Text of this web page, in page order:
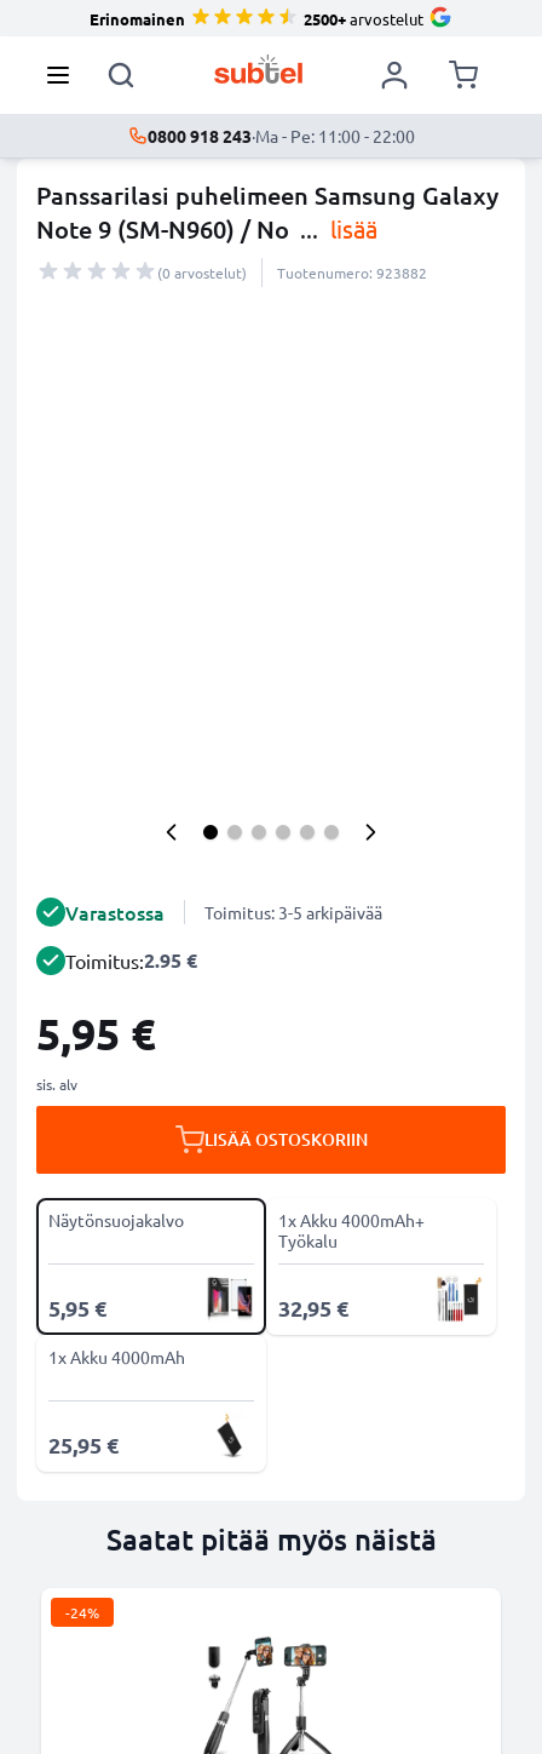
Erinomainen 2500+arvostelut
0800 918 243·Ma - Pe: 11:00 - 22:00
Panssarilasi puhelimeen Samsung Galaxy
Note 9 (SM-N960) / No ... lisää
(0 arvostelut) Tuotenumero: 923882
Varastossa Toimitus: 3-5 arkipäivää
Toimitus:2.95 €
5,95 €
sis. alv
LISÄÄ OSTOSKORIIN
Näytönsuojakalvo
5,95 €
1x Akku 4000mAh+
Työkalu
32,95 €
1x Akku 4000mAh
25,95 €
Saatat pitää myös näistä
-24%